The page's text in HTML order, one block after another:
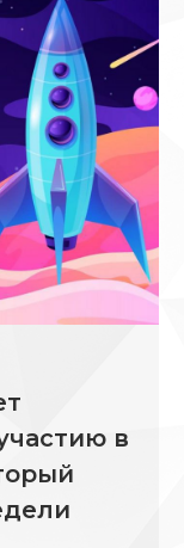
в